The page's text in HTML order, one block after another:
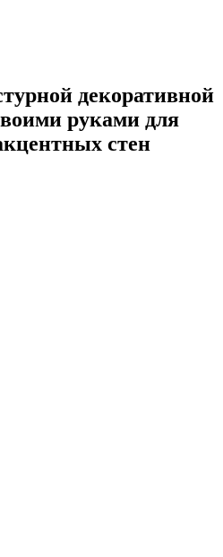
декоративной
руками для
стен